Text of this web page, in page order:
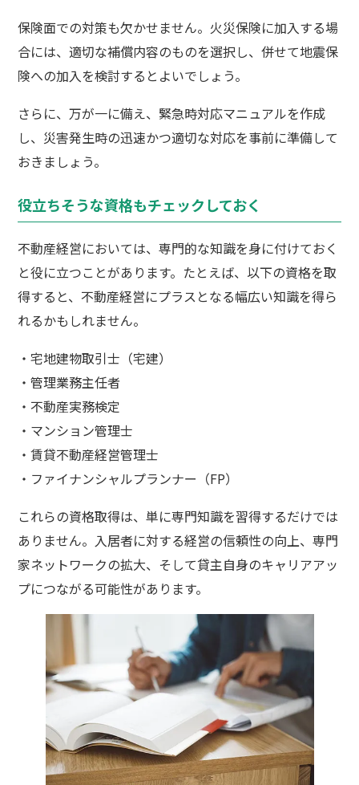
保険面での対策も欠かせません。火災保険に加入する場
合には、適切な補償内容のものを選択し、併せて地震保
険への加入を検討するとよいでしょう。
さらに、万が一に備え、緊急時対応マニュアルを作成
し、災害発生時の迅速かつ適切な対応を事前に準備して
おきましょう。
役立ちそうな資格もチェックしておく
不動産経営においては、専門的な知識を身に付けておく
と役に立つことがあります。たとえば、以下の資格を取
得すると、不動産経営にプラスとなる幅広い知識を得ら
れるかもしれません。
・宅地建物取引士（宅建）
・管理業務主任者
・不動産実務検定
・マンション管理士
・賃貸不動産経営管理士
・ファイナンシャルプランナー（FP）
これらの資格取得は、単に専門知識を習得するだけでは
ありません。入居者に対する経営の信頼性の向上、専門
家ネットワークの拡大、そして貸主自身のキャリアアッ
プにつながる可能性があります。